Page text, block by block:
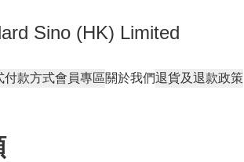
Sino (HK) Limited
付款方式會員專區關於我們退貨及退款政策